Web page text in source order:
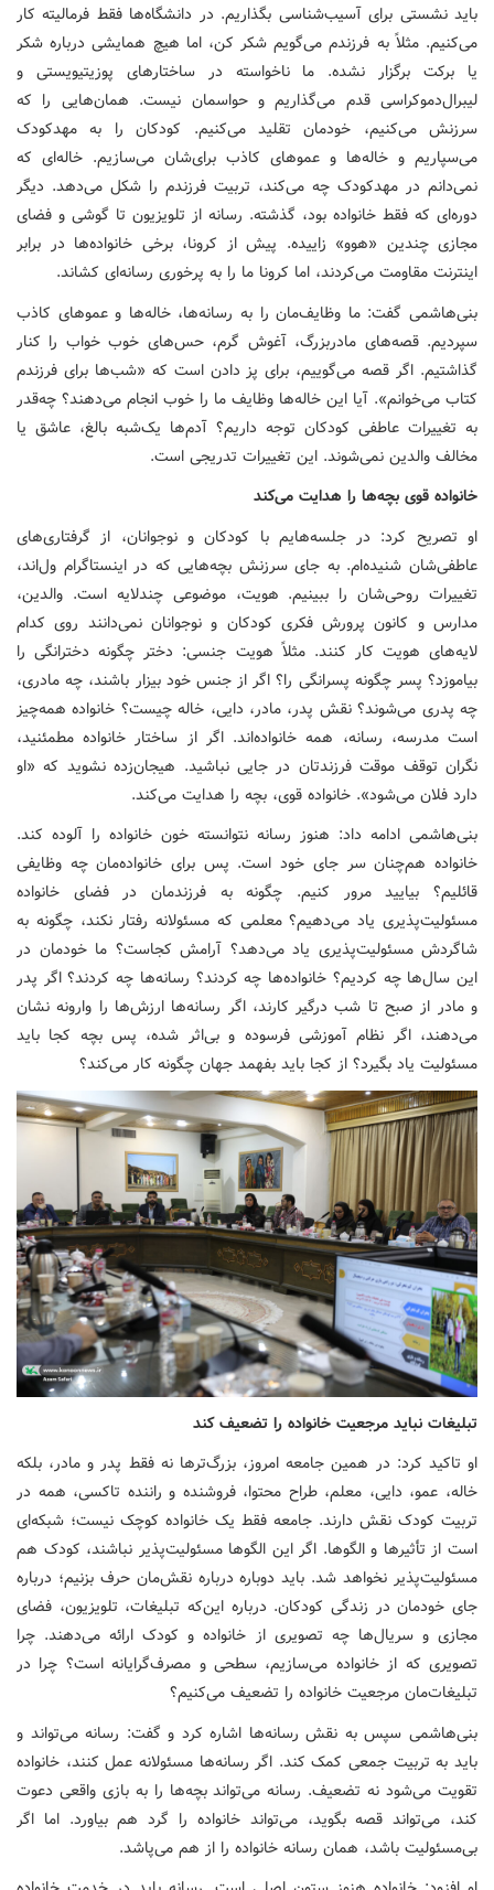
باید نشستی برای آسیب‌شناسی بگذاریم. در دانشگاه‌ها فقط فرمالیته کار
می‌کنیم. مثلاً به فرزندم می‌گویم شکر کن، اما هیچ همایشی درباره شکر
یا برکت برگزار نشده. ما ناخواسته در ساختارهای پوزیتیویستی و
لیبرال‌دموکراسی قدم می‌گذاریم و حواسمان نیست. همان‌هایی را که
سرزنش می‌کنیم، خودمان تقلید می‌کنیم. کودکان را به مهدکودک
می‌سپاریم و خاله‌ها و عموهای کاذب برای‌شان می‌سازیم. خاله‌ای که
نمی‌دانم در مهدکودک چه می‌کند، تربیت فرزندم را شکل می‌دهد. دیگر
دوره‌ای که فقط خانواده بود، گذشته. رسانه از تلویزیون تا گوشی و فضای
مجازی چندین «هوو» زاییده. پیش از کرونا، برخی خانواده‌ها در برابر
اینترنت مقاومت می‌کردند، اما کرونا ما را به پرخوری رسانه‌ای کشاند.
بنی‌هاشمی گفت: ما وظایف‌مان را به رسانه‌ها، خاله‌ها و عموهای کاذب
سپردیم. قصه‌های مادربزرگ، آغوش گرم، حس‌های خوب خواب را کنار
گذاشتیم. اگر قصه می‌گوییم، برای پز دادن است که «شب‌ها برای فرزندم
کتاب می‌خوانم». آیا این خاله‌ها وظایف ما را خوب انجام می‌دهند؟ چه‌قدر
به تغییرات عاطفی کودکان توجه داریم؟ آدم‌ها یک‌شبه بالغ، عاشق یا
مخالف والدین نمی‌شوند. این تغییرات تدریجی است.
خانواده قوی بچه‌ها را هدایت می‌کند
او تصریح کرد: در جلسه‌هایم با کودکان و نوجوانان، از گرفتاری‌های
عاطفی‌شان شنیده‌ام. به جای سرزنش بچه‌هایی که در اینستاگرام ول‌اند،
تغییرات روحی‌شان را ببینیم. هویت، موضوعی چندلایه است. والدین،
مدارس و کانون پرورش فکری کودکان و نوجوانان نمی‌دانند روی کدام
لایه‌های هویت کار کنند. مثلاً هویت جنسی: دختر چگونه دخترانگی را
بیاموزد؟ پسر چگونه پسرانگی را؟ اگر از جنس خود بیزار باشند، چه مادری،
چه پدری می‌شوند؟ نقش پدر، مادر، دایی، خاله چیست؟ خانواده همه‌چیز
است مدرسه، رسانه، همه خانواده‌اند. اگر از ساختار خانواده مطمئنید،
نگران توقف موقت فرزندتان در جایی نباشید. هیجان‌زده نشوید که «او
دارد فلان می‌شود». خانواده قوی، بچه را هدایت می‌کند.
بنی‌هاشمی ادامه داد: هنوز رسانه نتوانسته خون خانواده را آلوده کند.
خانواده هم‌چنان سر جای خود است. پس برای خانواده‌مان چه وظایفی
قائلیم؟ بیایید مرور کنیم. چگونه به فرزندمان در فضای خانواده
مسئولیت‌پذیری یاد می‌دهیم؟ معلمی که مسئولانه رفتار نکند، چگونه به
شاگردش مسئولیت‌پذیری یاد می‌دهد؟ آرامش کجاست؟ ما خودمان در
این سال‌ها چه کردیم؟ خانواده‌ها چه کردند؟ رسانه‌ها چه کردند؟ اگر پدر
و مادر از صبح تا شب درگیر کارند، اگر رسانه‌ها ارزش‌ها را وارونه نشان
می‌دهند، اگر نظام آموزشی فرسوده و بی‌اثر شده، پس بچه کجا باید
مسئولیت یاد بگیرد؟ از کجا باید بفهمد جهان چگونه کار می‌کند؟
تبلیغات نباید مرجعیت خانواده را تضعیف کند
او تاکید کرد: در همین جامعه امروز، بزرگ‌ترها نه فقط پدر و مادر، بلکه
خاله، عمو، دایی، معلم، طراح محتوا، فروشنده و راننده تاکسی، همه در
تربیت کودک نقش دارند. جامعه فقط یک خانواده کوچک نیست؛ شبکه‌ای
است از تأثیرها و الگوها. اگر این الگوها مسئولیت‌پذیر نباشند، کودک هم
مسئولیت‌پذیر نخواهد شد. باید دوباره درباره نقش‌مان حرف بزنیم؛ درباره
جای خودمان در زندگی کودکان. درباره این‌که تبلیغات، تلویزیون، فضای
مجازی و سریال‌ها چه تصویری از خانواده و کودک ارائه می‌دهند. چرا
تصویری که از خانواده می‌سازیم، سطحی و مصرف‌گرایانه است؟ چرا در
تبلیغات‌مان مرجعیت خانواده را تضعیف می‌کنیم؟
بنی‌هاشمی سپس به نقش رسانه‌ها اشاره کرد و گفت: رسانه می‌تواند و
باید به تربیت جمعی کمک کند. اگر رسانه‌ها مسئولانه عمل کنند، خانواده
تقویت می‌شود نه تضعیف. رسانه می‌تواند بچه‌ها را به بازی واقعی دعوت
کند، می‌تواند قصه بگوید، می‌تواند خانواده را گرد هم بیاورد. اما اگر
بی‌مسئولیت باشد، همان رسانه خانواده را از هم می‌پاشد.